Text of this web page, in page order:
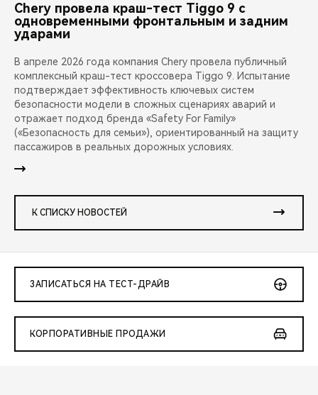
Chery провела краш-тест Tiggo 9 с
одновременными фронтальным и задним
ударами
В апреле 2026 года компания Chery провела публичный
комплексный краш-тест кроссовера Tiggo 9. Испытание
подтверждает эффективность ключевых систем
безопасности модели в сложных сценариях аварий и
отражает подход бренда «Safety For Family»
(«Безопасность для семьи»), ориентированный на защиту
пассажиров в реальных дорожных условиях.
К СПИСКУ НОВОСТЕЙ
ЗАПИСАТЬСЯ НА ТЕСТ-ДРАЙВ
КОРПОРАТИВНЫЕ ПРОДАЖИ